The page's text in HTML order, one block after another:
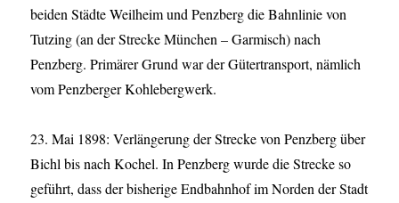
beiden Städte Weilheim und Penzberg die Bahnlinie von
Tutzing (an der Strecke München – Garmisch) nach
Penzberg. Primärer Grund war der Gütertransport, nämlich
vom Penzberger Kohlebergwerk.
23. Mai 1898: Verlängerung der Strecke von Penzberg über
Bichl bis nach Kochel. In Penzberg wurde die Strecke so
geführt, dass der bisherige Endbahnhof im Norden der Stadt